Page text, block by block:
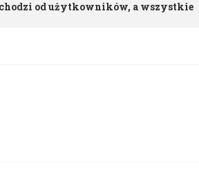
od użytkowników, a wszystkie